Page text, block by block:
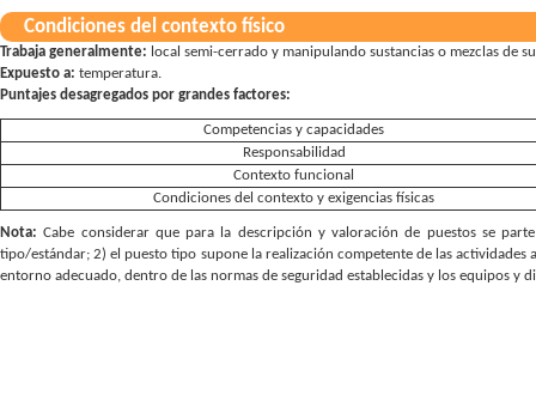
Condiciones del contexto físico
Trabaja generalmente: local semi-cerrado y manipulando sustancias o mezclas de
Expuesto a: temperatura.
Puntajes desagregados por grandes factores:
Competencias y capacidades
Responsabilidad
Contexto funcional
Condiciones del contexto y exigencias físicas
Nota:Cabe considerar que para la descripción y valoración de puestos se
tipo/estándar; 2) el puesto tipo supone la realización competente de las
entorno adecuado, dentro de las normas de seguridad establecidas y los equipos y